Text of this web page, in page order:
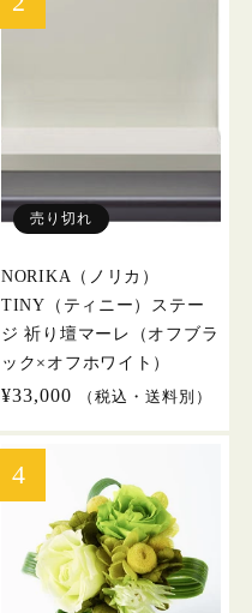
売り切れ
NORIKA（ノリカ）
TINY（ティニー）ステー
ジ 祈り壇マーレ（オフブラ
ック×オフホワイト）
通
価
格
¥33,000 （税込・送料別）